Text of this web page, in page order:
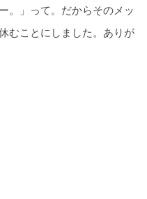
。」って。だからそのメッ
むことにしました。ありが